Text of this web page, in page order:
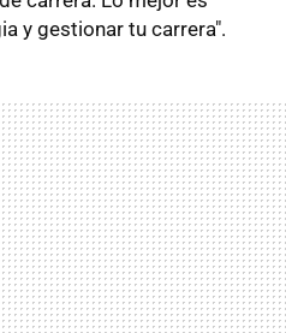
y gestionar tu carrera".